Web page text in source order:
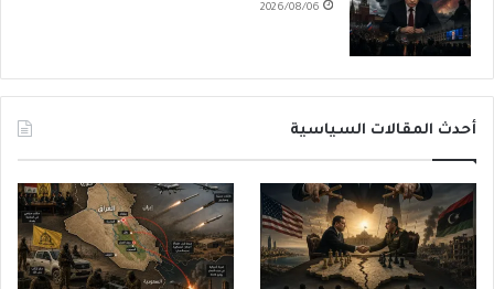
2026/08/06
أحدث المقالات السياسية